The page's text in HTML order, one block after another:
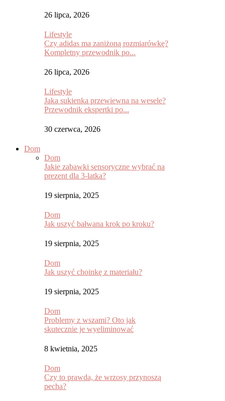
26 lipca, 2026
Lifestyle
Czy adidas ma zaniżoną rozmiarówkę?
Kompletny przewodnik po...
26 lipca, 2026
Lifestyle
Jaka sukienka przewiewna na wesele?
Przewodnik ekspertki po...
30 czerwca, 2026
Dom
Dom
Jakie zabawki sensoryczne wybrać na
prezent dla 3-latka?
19 sierpnia, 2025
Dom
Jak uszyć bałwana krok po kroku?
19 sierpnia, 2025
Dom
Jak uszyć choinkę z materiału?
19 sierpnia, 2025
Dom
Problemy z wszami? Oto jak
skutecznie je wyeliminować
8 kwietnia, 2025
Dom
Czy to prawda, że wrzosy przynoszą
pecha?